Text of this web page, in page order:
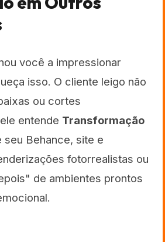
você a impressionar
isso. O cliente leigo não
ou cortes
entende Transformação
seu Behance, site e
fotorrealistas ou
de ambientes prontos